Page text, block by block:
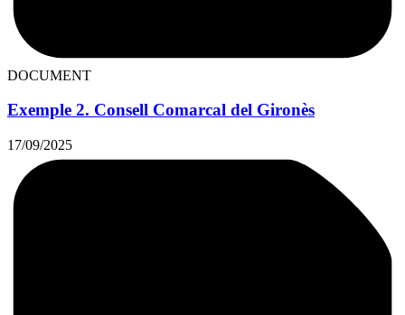
DOCUMENT
Exemple 2. Consell Comarcal del Gironès
17/09/2025